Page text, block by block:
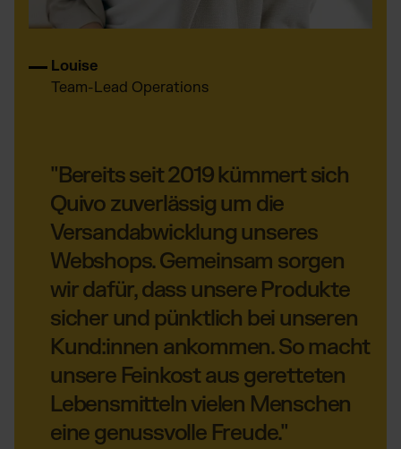
Louise
Team-Lead Operations
"Bereits seit 2019 kümmert sich
Quivo zuverlässig um die
Versandabwicklung unseres
Webshops. Gemeinsam sorgen
wir dafür, dass unsere Produkte
sicher und pünktlich bei unseren
Kund:innen ankommen. So macht
unsere Feinkost aus geretteten
Lebensmitteln vielen Menschen
eine genussvolle Freude."